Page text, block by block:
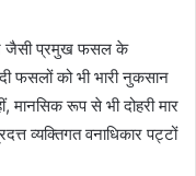
जैसी प्रमुख फसल के
फसलों को भी भारी नुकसान
मानसिक रूप से भी दोहरी मार
व्यक्तिगत वनाधिकार पट्टों